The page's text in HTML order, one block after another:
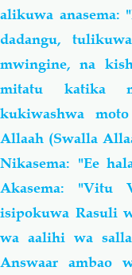
alikuwa anasema:
dadangu,
mwingine, na
mitatu katika
kukiwashwa
Allaah (Swalla
Nikasema: "Ee
Akasema: "Vitu
isipokuwa Rasuli
wa aalihi wa
Answaar ambao